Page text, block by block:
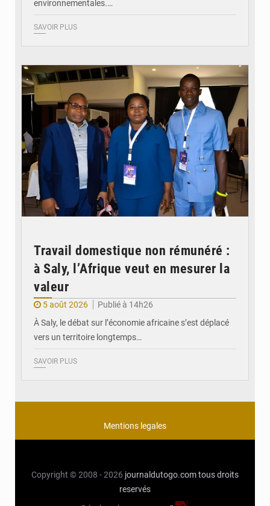
environnementales.…
SAVOIR PLUS
Travail domestique non rémunéré :
à Saly, l’Afrique veut en mesurer la
valeur
5 août 2026
Publié à 14h26
À Saly, le débat sur l’économie africaine s’est déplacé
vers un territoire longtemps…
SAVOIR PLUS
Mentions legales
Copyright © 2008 - 2026 journaldutogo.comtous droits
reservés